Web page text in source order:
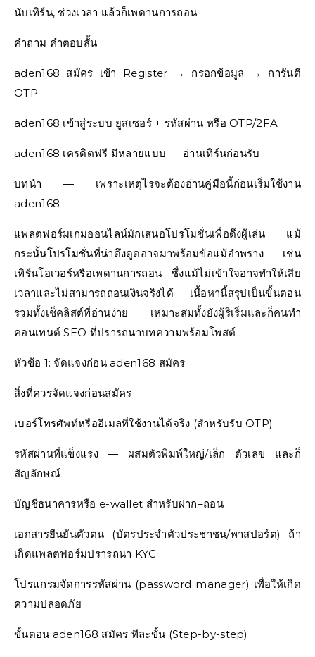
นับเทิร์น, ช่วงเวลา แล้วก็เพดานการถอน
คำถาม คำตอบสั้น
aden168 สมัคร เข้า Register → กรอกข้อมูล → การันตี
OTP
aden168 เข้าสู่ระบบ ยูสเซอร์ + รหัสผ่าน หรือ OTP/2FA
aden168 เครดิตฟรี มีหลายแบบ — อ่านเทิร์นก่อนรับ
บทนำ — เพราะเหตุไรจะต้องอ่านคู่มือนี้ก่อนเริ่มใช้งาน
aden168
แพลตฟอร์มเกมออนไลน์มักเสนอโปรโมชั่นเพื่อดึงผู้เล่น แม้
กระนั้นโปรโมชั่นที่น่าดึงดูดอาจมาพร้อมข้อแม้อำพราง เช่น
เทิร์นโอเวอร์หรือเพดานการถอน ซึ่งแม้ไม่เข้าใจอาจทำให้เสีย
เวลาและไม่สามารถถอนเงินจริงได้ เนื้อหานี้สรุปเป็นขั้นตอน
รวมทั้งเช็คลิสต์ที่อ่านง่าย เหมาะสมทั้งยังผู้ริเริ่มและก็คนทำ
คอนเทนต์ SEO ที่ปรารถนาบทความพร้อมโพสต์
หัวข้อ 1: จัดแจงก่อน aden168 สมัคร
สิ่งที่ควรจัดแจงก่อนสมัคร
เบอร์โทรศัพท์หรืออีเมลที่ใช้งานได้จริง (สำหรับรับ OTP)
รหัสผ่านที่แข็งแรง — ผสมตัวพิมพ์ใหญ่/เล็ก ตัวเลข และก็
สัญลักษณ์
บัญชีธนาคารหรือ e-wallet สำหรับฝาก–ถอน
เอกสารยืนยันตัวตน (บัตรประจำตัวประชาชน/พาสปอร์ต) ถ้า
เกิดแพลตฟอร์มปรารถนา KYC
โปรแกรมจัดการรหัสผ่าน (password manager) เพื่อให้เกิด
ความปลอดภัย
ขั้นตอน aden168 สมัคร ทีละขั้น (Step-by-step)